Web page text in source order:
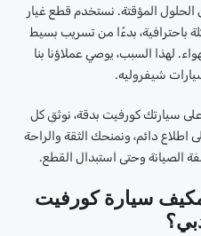
الحلول المؤقتة. نستخدم قطع غيار
باحترافية، بدءًا من تسريب بسيط
لهذا السبب، يوصي عملاؤنا بنا
شيفروليه.
سيارتك كورفيت بدقة، نوثق كل
دائم، ونمنحك الثقة والراحة
الصيانة وحتى استبدال القطع.
مكيف سيارة كورفيت